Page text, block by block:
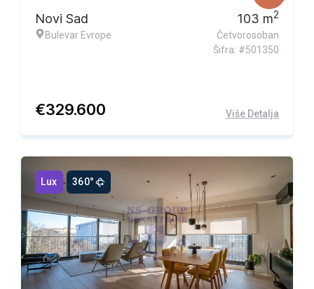
Novi Sad
Bulevar Evrope
103 m2
Četvorosoban
Šifra: #501350
€329.600 Više Detalja
Lux 360°